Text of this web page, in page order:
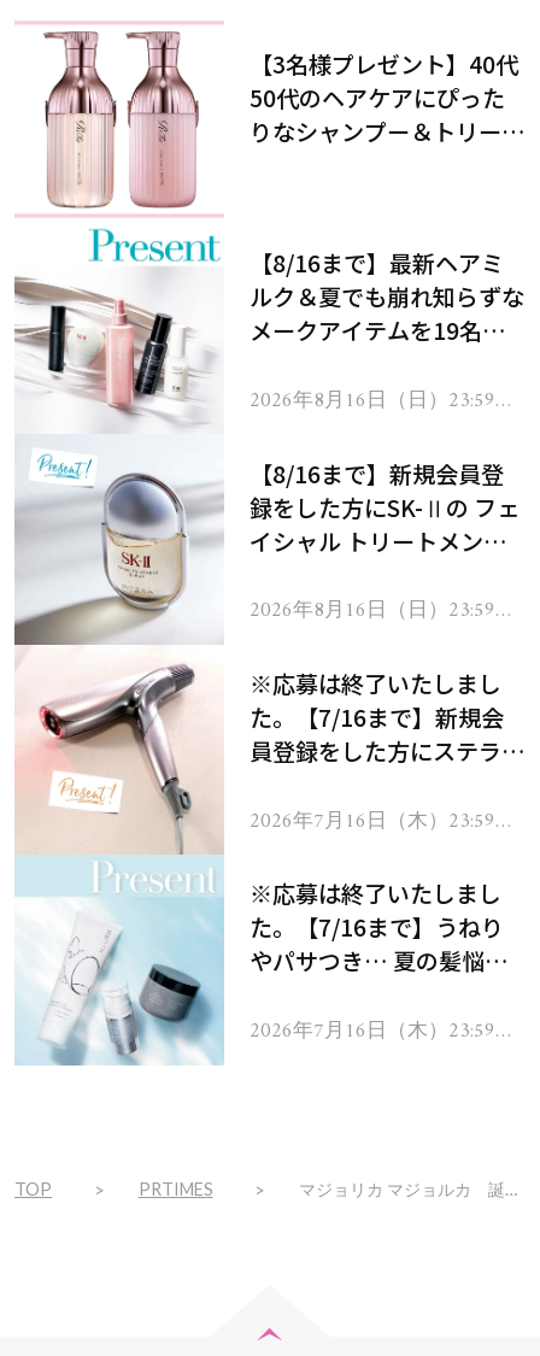
【3名様プレゼント】40代
50代のヘアケアにぴった
りなシャンプー＆トリート
【8/16まで】最新ヘアミ
ルク＆夏でも崩れ知らずな
メークアイテムを19名様
2026年8月16日（日）23:59ま
【8/16まで】新規会員登
録をした方にSK-Ⅱの フェ
イシャル トリートメント
2026年8月16日（日）23:59ま
※応募は終了いたしまし
た。【7/16まで】新規会
員登録をした方にステラボ
ヘアドライヤー ジュエル
2026年7月16日（木）23:59ま
※応募は終了いたしまし
た。【7/16まで】うねり
やパサつき… 夏の髪悩み
ムを13名様にプレゼン
2026年7月16日（木）23:59ま
TOP PRTIMES マジョリカ マジョルカ 誕生20周年を記念したラメマスカラ「シャンパンピンク」カラーを発売 ～2023年11月21日（火）数量限定発売～